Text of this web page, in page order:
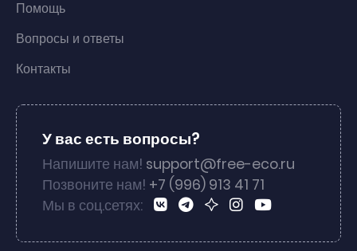
Помощь
Вопросы и ответы
Контакты
У вас есть вопросы?
Напишите нам! support@free-eco.ru
Позвоните нам! +7 (996) 913 41 71
Мы в соц.сетях: